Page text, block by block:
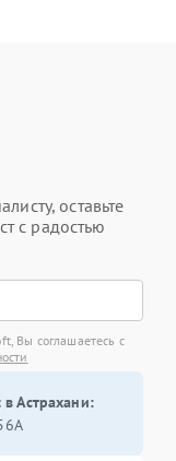
оставьте
с радостью
Вы соглашаетесь с
Астрахани: